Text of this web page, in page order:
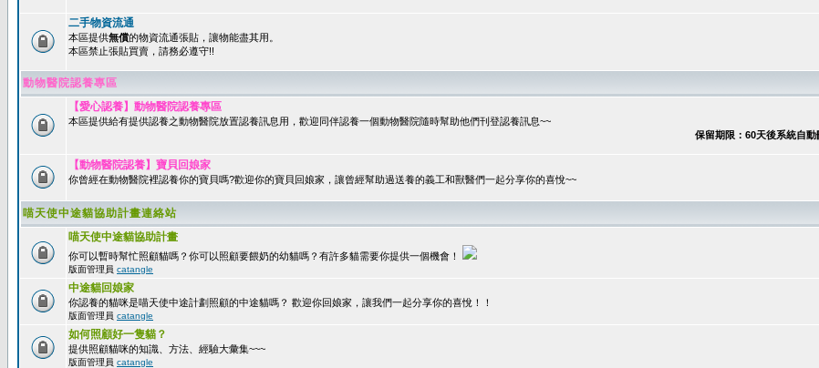
二手物資流通
本區提供無償的物資流通張貼，讓物能盡其用。
本區禁止張貼買賣，請務必遵守!!
動物醫院認養專區
【愛心認養】動物醫院認養專區
本區提供給有提供認養之動物醫院放置認養訊息用，歡迎同伴認養一個動物醫院隨時幫助他們刊登認養訊息~~
保留期限：60天後系統自動刪除
【動物醫院認養】寶貝回娘家
你曾經在動物醫院裡認養你的寶貝嗎?歡迎你的寶貝回娘家，讓曾經幫助過送養的義工和獸醫們一起分享你的喜悅~~
喵天使中途貓協助計畫連絡站
喵天使中途貓協助計畫
你可以暫時幫忙照顧貓嗎？你可以照顧要餵奶的幼貓嗎？有許多貓需要你提供一個機會！
版面管理員 catangle
中途貓回娘家
你認養的貓咪是喵天使中途計劃照顧的中途貓嗎？ 歡迎你回娘家，讓我們一起分享你的喜悅！！
版面管理員 catangle
如何照顧好一隻貓？
提供照顧貓咪的知識、方法、經驗大彙集~~~
版面管理員 catangle